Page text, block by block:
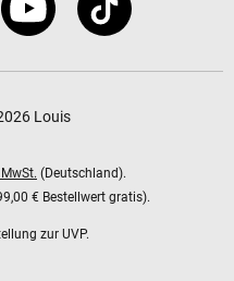
Louis
(Deutschland).
€ Bestellwert gratis).
zur UVP.